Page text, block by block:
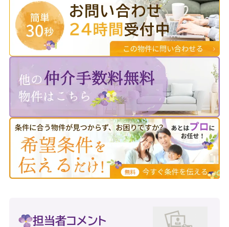
担当者コメント